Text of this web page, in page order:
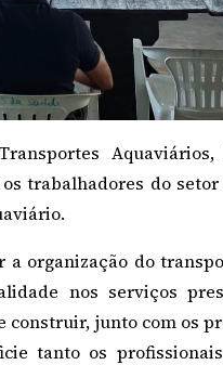
trabalhadores do
a organização do
nos serviços
junto com os
tanto os